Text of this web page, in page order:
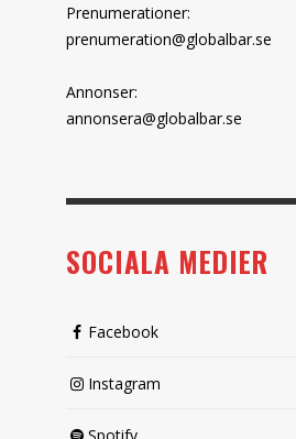
Prenumerationer:
prenumeration@globalbar.se
Annonser:
annonsera@globalbar.se
SOCIALA MEDIER
Facebook
Instagram